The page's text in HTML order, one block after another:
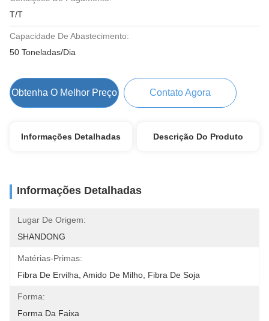
T/T
Capacidade De Abastecimento:
50 Toneladas/Dia
Obtenha O Melhor Preço Contato Agora
Informações Detalhadas Descrição Do Produto
Informações Detalhadas
Lugar De Origem:
SHANDONG
Matérias-Primas:
Fibra De Ervilha, Amido De Milho, Fibra De Soja
Forma:
Forma Da Faixa